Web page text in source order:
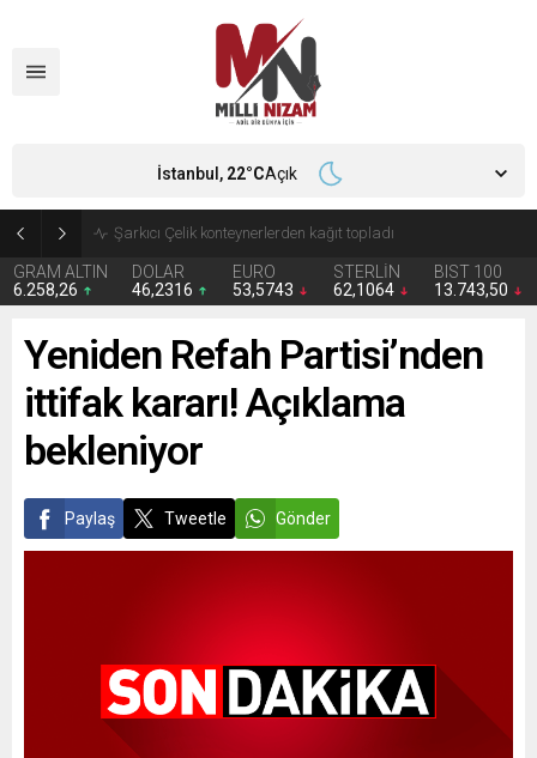
İran 2 ülkeyi birden vurdu
GRAM ALTIN
6.258,26
DOLAR
46,2316
EURO
53,5743
STERLİN
62,1064
BIST 100
13.743,50
İstanbul, 22°CAçık
Yeniden Refah Partisi’nden
ittifak kararı! Açıklama
bekleniyor
Paylaş Tweetle Gönder